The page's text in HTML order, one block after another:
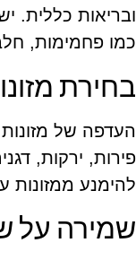
ובריאות כללית.
כמו פחמימות,
בחירת
העדפה של
פירות, ירקות,
להימנע ממזונות
שמירה על